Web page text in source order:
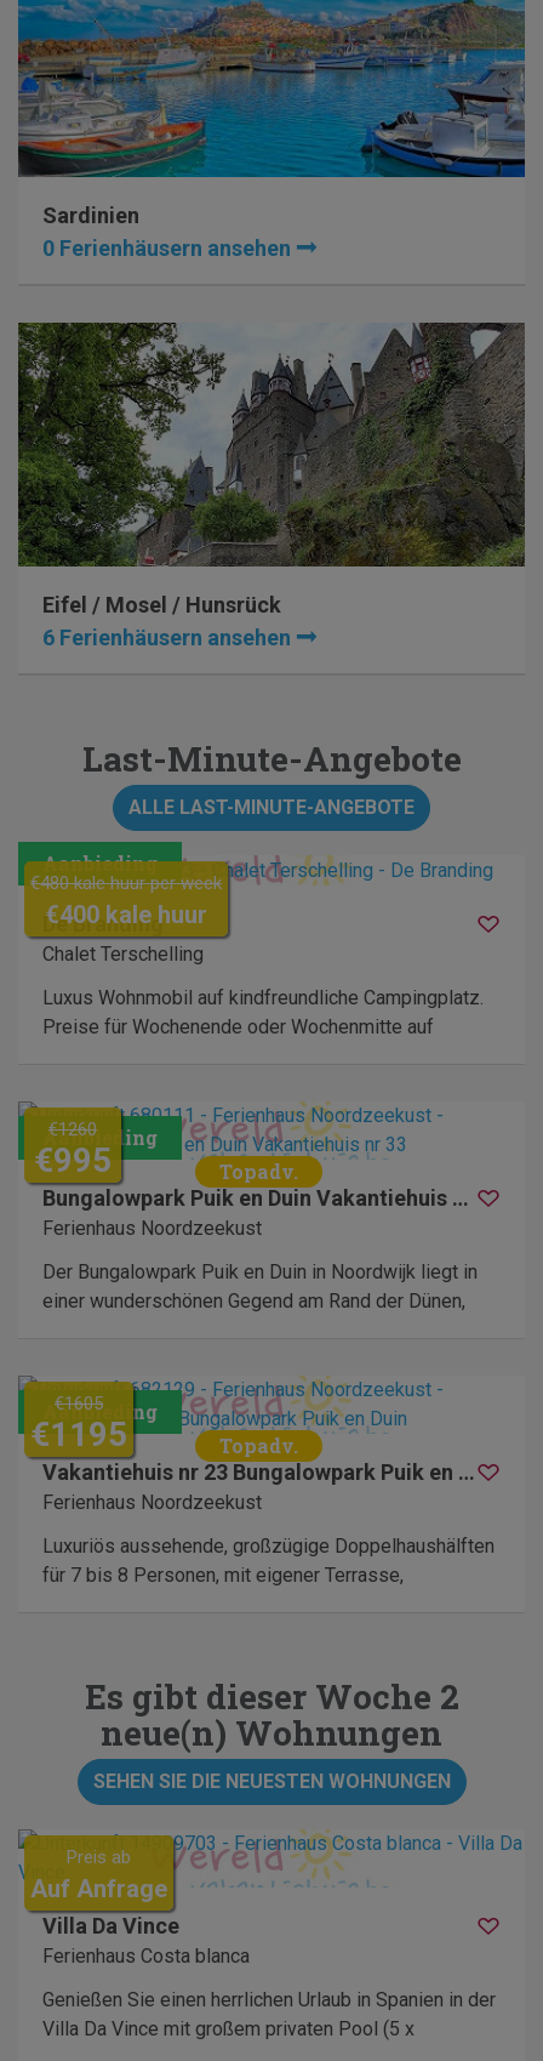
Sardinien
0 Ferienhäusern ansehen
Eifel / Mosel / Hunsrück
6 Ferienhäusern ansehen
Last-Minute-Angebote
ALLE LAST-MINUTE-ANGEBOTE
€480 kale huur per week
€400 kale huur
De Branding
Chalet Terschelling
Luxus Wohnmobil auf kindfreundliche Campingplatz.
Preise für Wochenende oder Wochenmitte auf
€1260
€995
Bungalowpark Puik en Duin Vakantiehuis nr 33
Ferienhaus Noordzeekust
Der Bungalowpark Puik en Duin in Noordwijk liegt in
einer wunderschönen Gegend am Rand der Dünen,
€1605
€1195
Vakantiehuis nr 23 Bungalowpark Puik en Duin
Ferienhaus Noordzeekust
Luxuriös aussehende, großzügige Doppelhaushälften
für 7 bis 8 Personen, mit eigener Terrasse,
Es gibt dieser Woche 2
neue(n) Wohnungen
SEHEN SIE DIE NEUESTEN WOHNUNGEN
Preis ab
Auf Anfrage
Villa Da Vince
Ferienhaus Costa blanca
Genießen Sie einen herrlichen Urlaub in Spanien in der
Villa Da Vince mit großem privaten Pool (5 x